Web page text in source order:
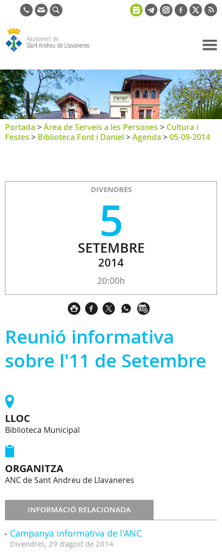
de Sant
Andreu de
Llavaneres
Portada >Àrea de Serveis a les Persones > Cultura i
Festes > Biblioteca Font i Daniel>Agenda >05-09-2014
DIVENDRES
5
SETEMBRE
2014
20:00h
Reunió informativa
sobre l'11 de Setembre
LLOC
Biblioteca Municipal
ORGANITZA
ANC de Sant Andreu de Llavaneres
INFORMACIÓ RELACIONADA
Campanya informativa de l'ANC
Divendres, 29 d'agost de 2014